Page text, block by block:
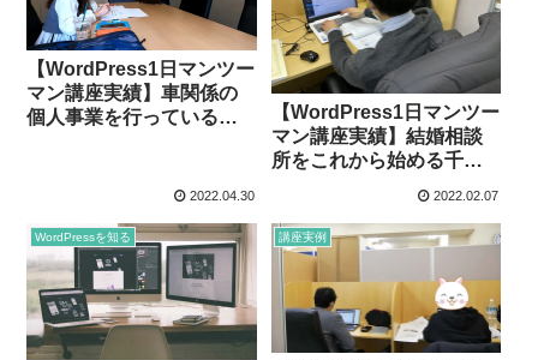
【WordPress1日マンツー
マン講座実績】車関係の
個人事業を行っている埼
2022.04.30
【WordPress1日マンツー
マン講座実績】結婚相談
所をこれから始める千葉
2022.02.07
WordPressを知る 講座実例